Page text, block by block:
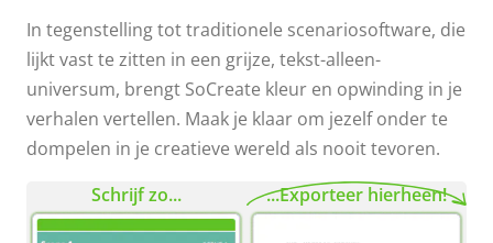
In tegenstelling tot traditionele scenariosoftware, die
lijkt vast te zitten in een grijze, tekst-alleen-
universum, brengt SoCreate kleur en opwinding in je
verhalen vertellen. Maak je klaar om jezelf onder te
dompelen in je creatieve wereld als nooit tevoren.
Schrijf zo... ...Exporteer hierheen!